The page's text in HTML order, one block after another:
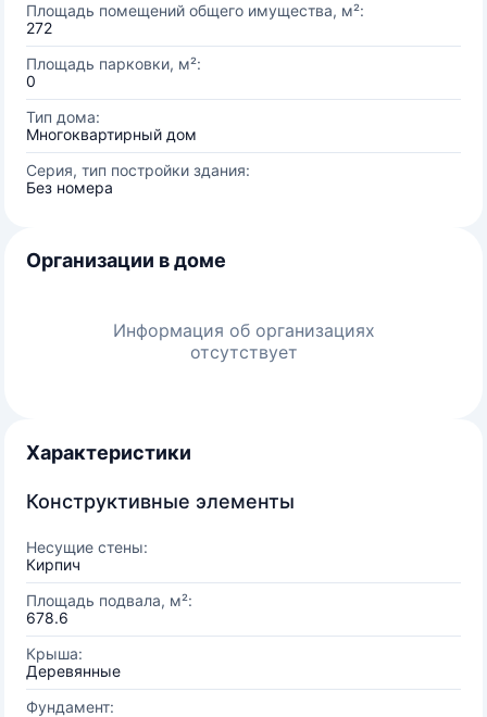
Площадь помещений общего имущества, м²:
272
Площадь парковки, м²:
0
Тип дома:
Многоквартирный дом
Серия, тип постройки здания:
Без номера
Организации в доме
Информация об организациях
отсутствует
Характеристики
Конструктивные элементы
Несущие стены:
Кирпич
Площадь подвала, м²:
678.6
Крыша:
Деревянные
Фундамент: